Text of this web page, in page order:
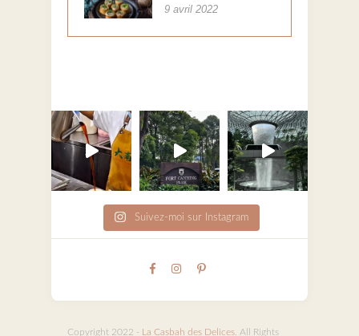
9 avril 2022
Suivez-moi sur Instagram
Copyright 2022 - La Casbah des Delices . All Rights